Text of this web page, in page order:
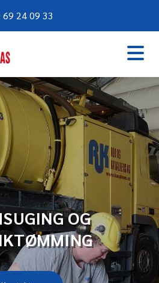
69 24 09 33
OG